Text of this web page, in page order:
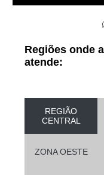
Regiões onde
atende:
REGIÃO
CENTRAL
ZONA OESTE